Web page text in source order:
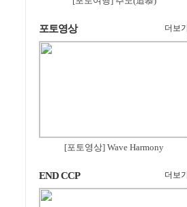
포토영상 더보기
[포토영상] Wave Harmony
END CCP 더보기